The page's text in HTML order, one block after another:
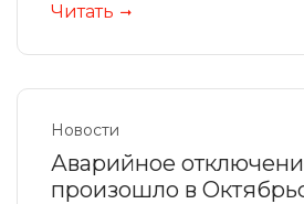
Читать
Новости
Аварийное
произошло в